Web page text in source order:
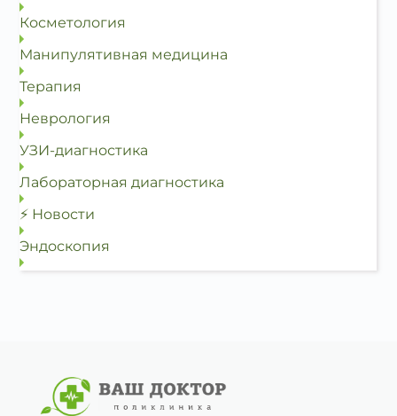
Косметология
Манипулятивная медицина
Терапия
Неврология
УЗИ-диагностика
Лабораторная диагностика
⚡ Новости
Эндоскопия